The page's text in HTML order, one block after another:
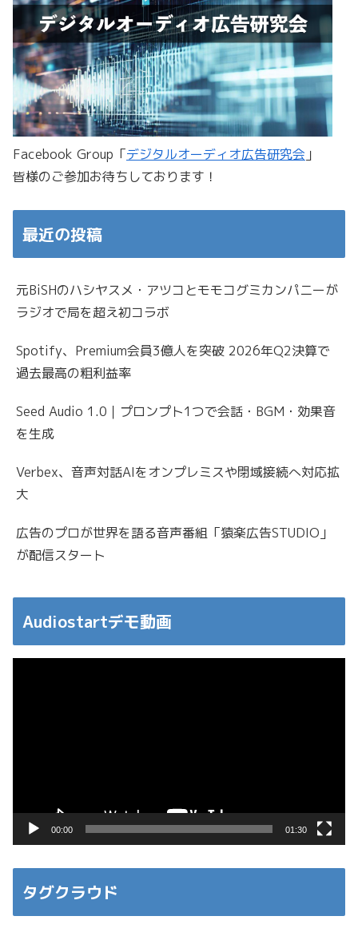
Facebook Group「デジタルオーディオ広告研究会 」
皆様のご参加お待ちしております！
最近の投稿
元BiSHのハシヤスメ・アツコとモモコグミカンパニーが
ラジオで局を超え初コラボ
Spotify、Premium会員3億人を突破 2026年Q2決算で
過去最高の粗利益率
Seed Audio 1.0｜プロンプト1つで会話・BGM・効果音
を生成
Verbex、音声対話AIをオンプレミスや閉域接続へ対応拡
大
広告のプロが世界を語る音声番組「猿楽広告STUDIO」
が配信スタート
Audiostartデモ動画
00:00 01:30
タグクラウド